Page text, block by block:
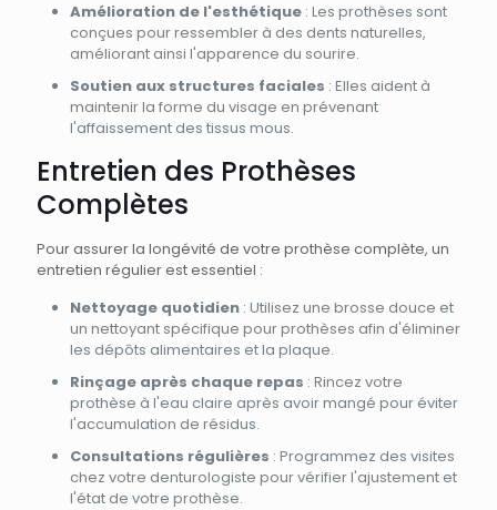
Amélioration de l'esthétique : Les prothèses sont
conçues pour ressembler à des dents naturelles,
améliorant ainsi l'apparence du sourire.
Soutien aux structures faciales : Elles aident à
maintenir la forme du visage en prévenant
l'affaissement des tissus mous.
Entretien des Prothèses
Complètes
Pour assurer la longévité de votre prothèse complète, un
entretien régulier est essentiel :
Nettoyage quotidien : Utilisez une brosse douce et
un nettoyant spécifique pour prothèses afin d'éliminer
les dépôts alimentaires et la plaque.
Rinçage après chaque repas : Rincez votre
prothèse à l'eau claire après avoir mangé pour éviter
l'accumulation de résidus.
Consultations régulières : Programmez des visites
chez votre denturologiste pour vérifier l'ajustement et
l'état de votre prothèse.